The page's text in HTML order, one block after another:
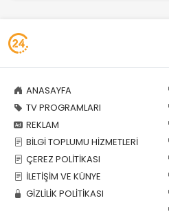
ANASAYFA
TV PROGRAMLARI
REKLAM
BİLGİ TOPLUMU HİZMETLERİ
ÇEREZ POLİTİKASI
İLETİŞİM VE KÜNYE
GİZLİLİK POLİTİKASI